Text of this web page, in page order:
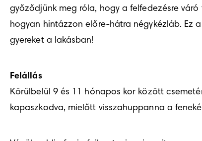
győződjünk meg róla, hogy a felfedezésre
hogyan hintázzon előre-hátra négykézláb. Ez
gyereket a lakásban!
Felállás
Körülbelül 9 és 11 hónapos kor között
kapaszkodva, mielőtt visszahuppanna a